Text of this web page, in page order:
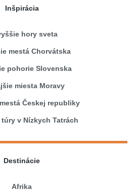
Inšpirácia
hory sveta
mestá Chorvátska
pohorie Slovenska
miesta Moravy
Českej republiky
v Nízkych Tatrách
Destinácie
Afrika